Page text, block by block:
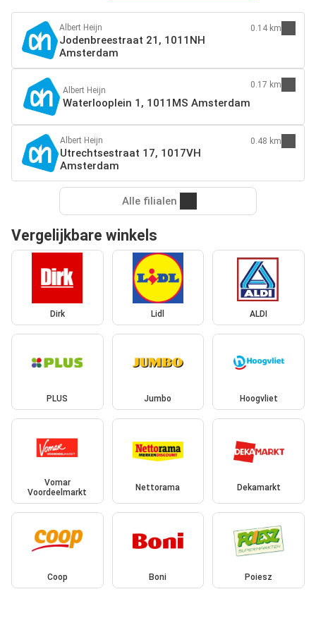
Albert Heijn
Jodenbreestraat 21, 1011NH
Amsterdam
0.14 km
Albert Heijn
Waterlooplein 1, 1011MS Amsterdam
0.17 km
Albert Heijn
Utrechtsestraat 17, 1017VH
Amsterdam
0.48 km
Alle filialen
Vergelijkbare winkels
Dirk Lidl ALDI
PLUS Jumbo Hoogvliet
Vomar
Voordeelmarkt
Nettorama Dekamarkt
Coop Boni Poiesz